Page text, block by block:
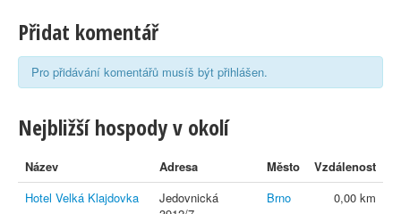
Přidat komentář
Pro přidávání komentářů musíš být přihlášen.
Nejbližší hospody v okolí
Název Adresa Město
Vzdálenost
Hotel Velká Klajdovka
Jedovnická
Brno 0,00 km